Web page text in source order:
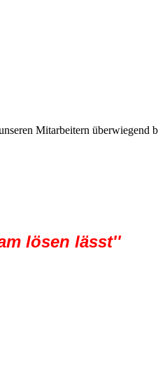
Mitarbeitern überwiegend
lösen lässt''